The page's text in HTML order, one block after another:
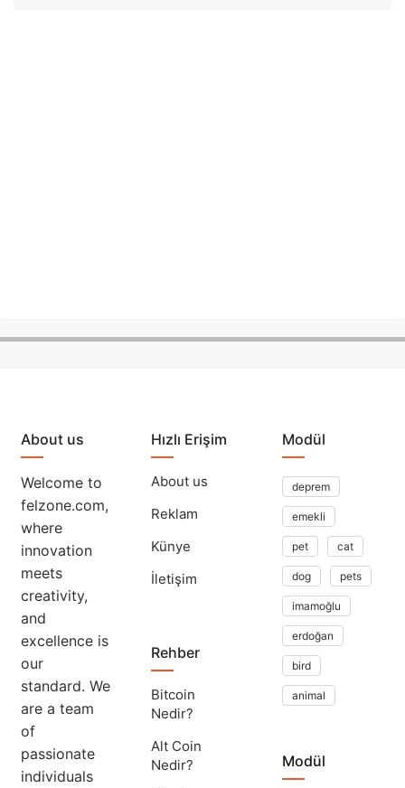
About us
Welcome to
felzone.com,
where
innovation
meets
creativity,
and
excellence is
our
standard. We
are a team
of
passionate
individuals
Hızlı Erişim
About us
Reklam
Künye
İletişim
Rehber
Bitcoin
Nedir?
Alt Coin
Nedir?
Modül
deprem
emekli
pet cat
dog pets
imamoğlu
erdoğan
bird
animal
Modül